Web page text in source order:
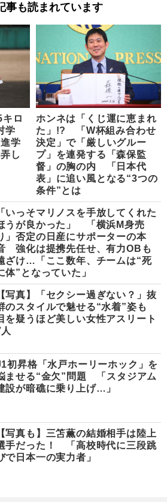
事も読まれています
ロ
学
学
し
ホンネは「くじ運に恵まれ
た」!? 「W杯組み合わせ
決定」で「厳しいグルー
プ」を連発する「森保監
督」の胸の内 「日本代
表」に追い風となる“3つの
条件”とは
「いっそマリノスを手放してくれた
うが良かった」 「横浜M身売
」否定の日産にサポーターの本
強化は提携先任せ、有力OBも
ざけ…「ここ数年、チームは“死
体”となっていた」
【写真】「セクシー過ぎない？」抜
のスタイルで魅せる“水着”姿も
を疑うほど美しい女性アスリート
初昇格「水戸ホーリーホック」を
ませる“金欠”問題 「スタジアム
設が暗礁に乗り上げ…」
【写真も】三笘薫の結婚相手は陸上
手だった！ 「高校時代に三段跳
で日本一の実力者」